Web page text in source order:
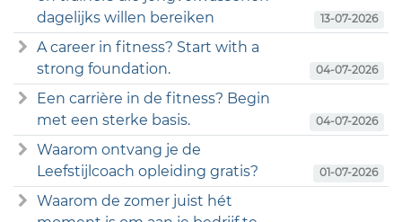
dagelijks willen bereiken
13-07-2026
A career in fitness? Start with a
strong foundation.
04-07-2026
Een carrière in de fitness? Begin
met een sterke basis.
04-07-2026
Waarom ontvang je de
Leefstijlcoach opleiding gratis?
01-07-2026
Waarom de zomer juist hét